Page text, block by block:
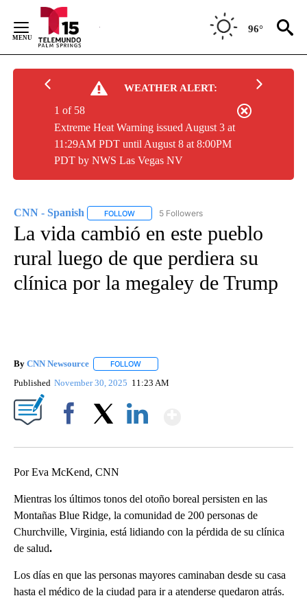
Content
96°
WEATHER ALERT:
Extreme Heat Warning issued August 3 at
11:29AM PDT until August 8 at 8:00PM
PDT by NWS Las Vegas NV
1 of 58
CNN - Spanish FOLLOW FOLLOW "CNN - SPANISH" TO RECEIVE
5 Followers
La vida cambió en este pueblo
rural luego de que perdiera su
clínica por la megaley de Trump
By CNN Newsource FOLLOW
Published November 30, 2025 11:23 AM
Por Eva McKend, CNN
Mientras los últimos tonos del otoño boreal persisten en las
Montañas Blue Ridge, la comunidad de 200 personas de
Churchville, Virginia, está lidiando con la pérdida de su clínica
de salud.
Los días en que las personas mayores caminaban desde su casa
hasta el médico de la ciudad para ir a atenderse quedaron atrás.